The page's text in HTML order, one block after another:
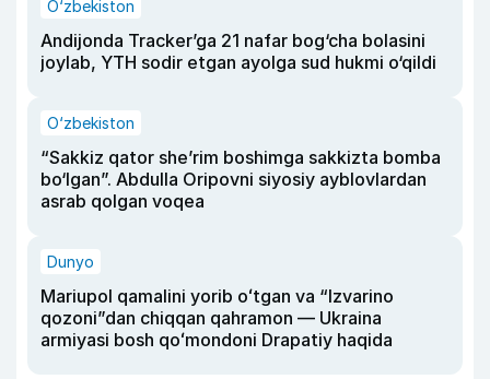
O‘zbekiston
Andijonda Tracker’ga 21 nafar bog‘cha bolasini
joylab, YTH sodir etgan ayolga sud hukmi o‘qildi
O‘zbekiston
“Sakkiz qator she’rim boshimga sakkizta bomba
bo‘lgan”. Abdulla Oripovni siyosiy ayblovlardan
asrab qolgan voqea
Dunyo
Mariupol qamalini yorib oʻtgan va “Izvarino
qozoni”dan chiqqan qahramon — Ukraina
armiyasi bosh qoʻmondoni Drapatiy haqida